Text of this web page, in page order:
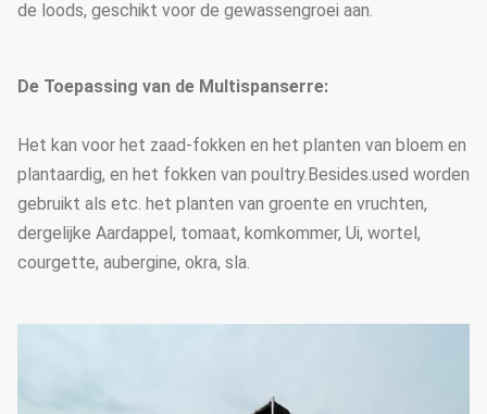
50x100mm, 80x80mm,
Norm: 60mm, 50X70mm,
40x80mm, 80X80mm… enz.
De dikte van de
staalbuis
1.5mm, 2.0mm, 2.5mm, 3.0mm,
3.5mm of aangepast
de loods, geschikt voor de gewassengroei aan.
De Toepassing van de Multispanserre:
Het kan voor het zaad-fokken en het planten van bloem en
plantaardig, en het fokken van poultry.Besides.used worden
gebruikt als etc. het planten van groente en vruchten,
dergelijke Aardappel, tomaat, komkommer, Ui, wortel,
courgette, aubergine, okra, sla.